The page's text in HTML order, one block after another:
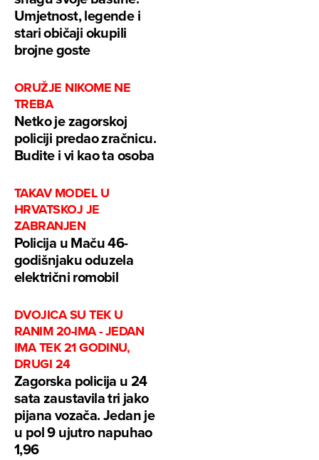
Umjetnost, legende i
stari običaji okupili
brojne goste
ORUŽJE NIKOME NE
TREBA
Netko je zagorskoj
policiji predao zračnicu.
Budite i vi kao ta osoba
TAKAV MODEL U
HRVATSKOJ JE
ZABRANJEN
Policija u Maču 46-
godišnjaku oduzela
električni romobil
DVOJICA SU TEK U
RANIM 20-IMA - JEDAN
IMA TEK 21 GODINU,
DRUGI 24
Zagorska policija u 24
sata zaustavila tri jako
pijana vozača. Jedan je
u pol 9 ujutro napuhao
1,96